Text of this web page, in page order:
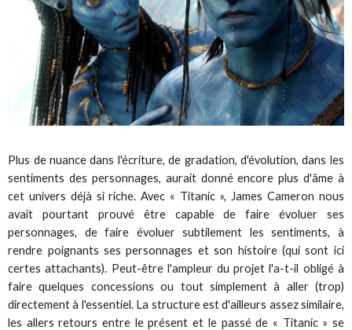
Plus de nuance dans l'écriture, de gradation, d'évolution, dans les
sentiments des personnages, aurait donné encore plus d'âme à
cet univers déjà si riche. Avec « Titanic », James Cameron nous
avait pourtant prouvé être capable de faire évoluer ses
personnages, de faire évoluer subtilement les sentiments, à
rendre poignants ses personnages et son histoire (qui sont ici
certes attachants). Peut-être l'ampleur du projet l'a-t-il obligé à
faire quelques concessions ou tout simplement à aller (trop)
directement à l'essentiel. La structure est d'ailleurs assez similaire,
les allers retours entre le présent et le passé de « Titanic » se